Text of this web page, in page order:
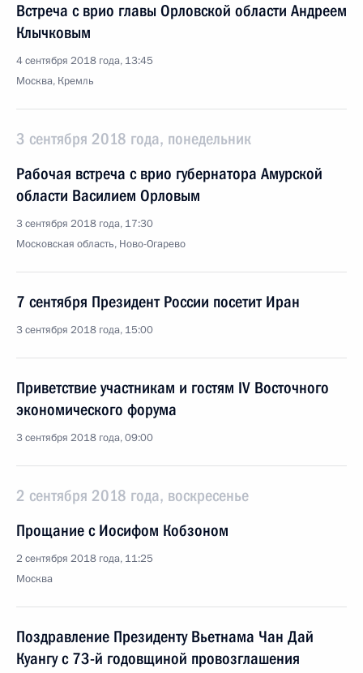
Встреча с врио главы Орловской области Андреем
Клычковым
4 сентября 2018 года, 13:45
Москва, Кремль
3 сентября 2018 года, понедельник
Рабочая встреча с врио губернатора Амурской
области Василием Орловым
3 сентября 2018 года, 17:30
Московская область, Ново-Огарево
7 сентября Президент России посетит Иран
3 сентября 2018 года, 15:00
Приветствие участникам и гостям IV Восточного
экономического форума
3 сентября 2018 года, 09:00
2 сентября 2018 года, воскресенье
Прощание с Иосифом Кобзоном
2 сентября 2018 года, 11:25
Москва
Поздравление Президенту Вьетнама Чан Дай
Куангу с 73-й годовщиной провозглашения